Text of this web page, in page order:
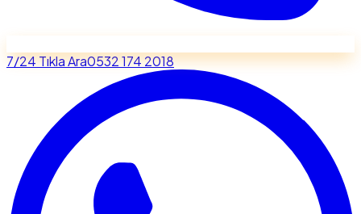
7/24 Tıkla Ara0532 174 2018